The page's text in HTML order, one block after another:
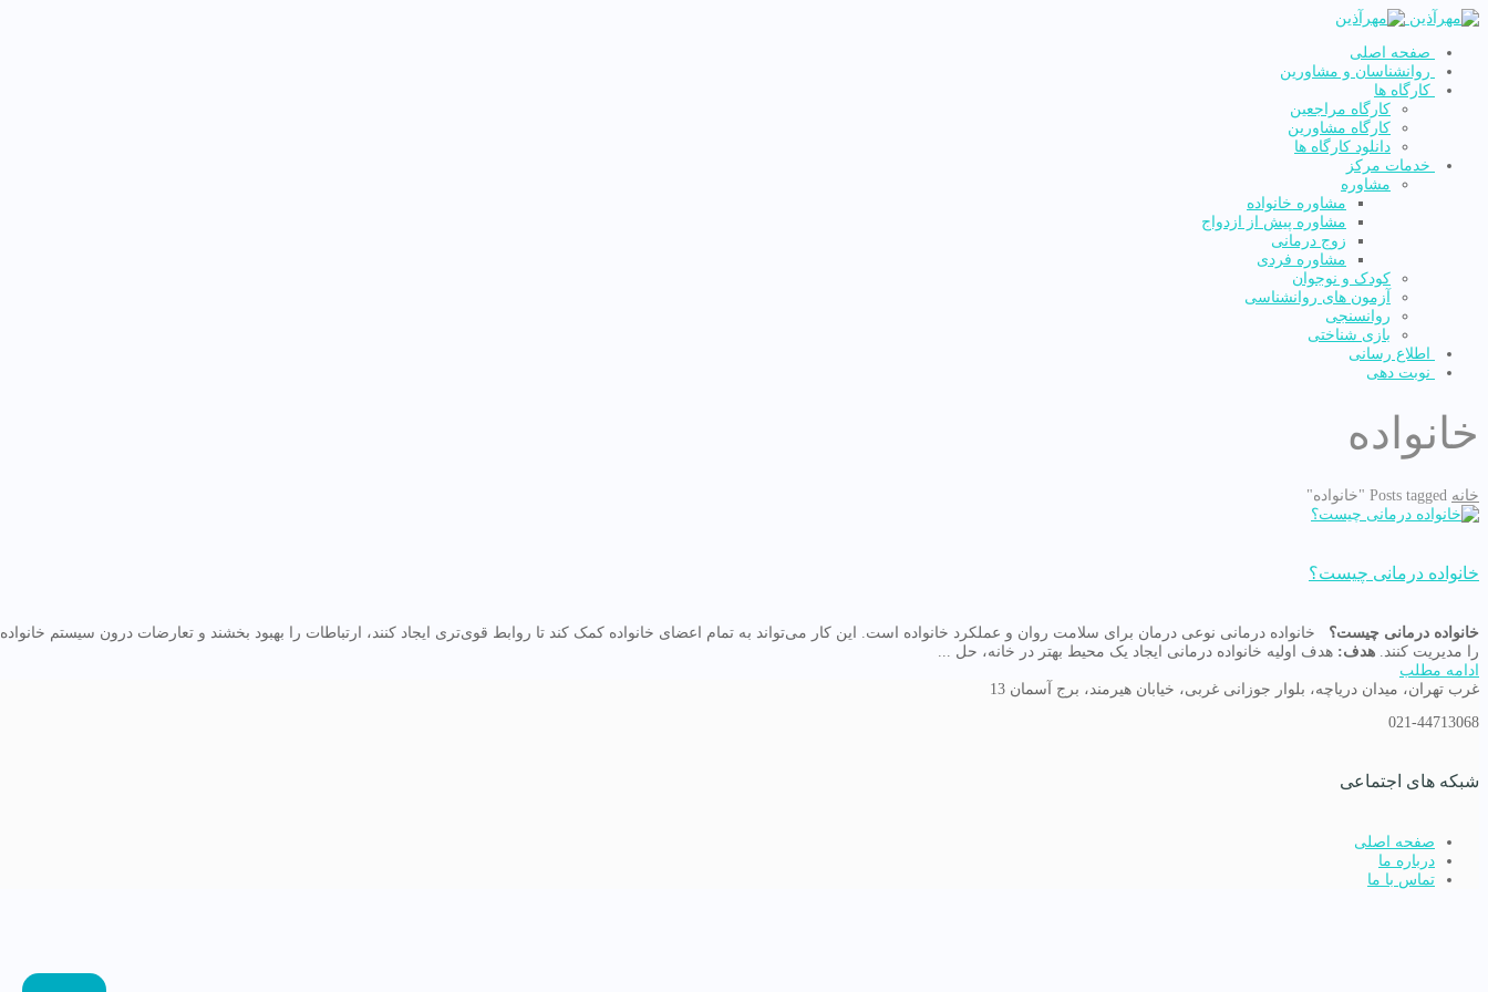
صفحه اصلی
روانشناسان و مشاورین
کارگاه ها
کارگاه مراجعین
کارگاه مشاورین
دانلود کارگاه ها
خدمات مرکز
مشاوره
مشاوره خانواده
مشاوره پیش از ازدواج
زوج درمانی
مشاوره فردی
کودک و نوجوان
آزمون های روانشناسی
روانسنجی
بازی شناختی
اطلاع رسانی
نوبت دهی
خانواده
خانه Posts tagged "خانواده"
خانواده درمانی چیست؟
خانواده درمانی چیست؟ خانواده درمانی نوعی درمان برای سلامت روان و عملکرد خانواده است. این کار می‌تواند به تمام اعضای خانواده کمک کند تا روابط قوی‌تری ایجاد کنند، ارتباطات را بهبود بخشند و تعارضات درون سیستم خانواده
را مدیریت کنند. هدف: هدف اولیه خانواده درمانی ایجاد یک محیط بهتر در خانه، حل ...
ادامه مطلب
غرب تهران، میدان دریاچه، بلوار جوزانی غربی، خیابان هیرمند، برج آسمان 13
021-44713068
شبکه های اجتماعی
صفحه اصلی
درباره ما
تماس با ما